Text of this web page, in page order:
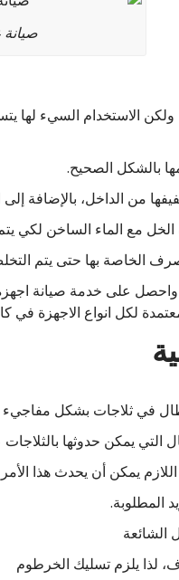
صيانة
الاستخدام السيء لها
بالشكل الصحيح.
من الداخل، بالإضافة إلى
مع الماء الساخن لكي
بها حتى يتم
في ثلاجات بشكل مفاجيء
يمكن حدوثها بالثلاجات
يمكن أن يحدث هذا
المطلوبة.
الشائعة
لذا يلزم تسليك الخرطوم